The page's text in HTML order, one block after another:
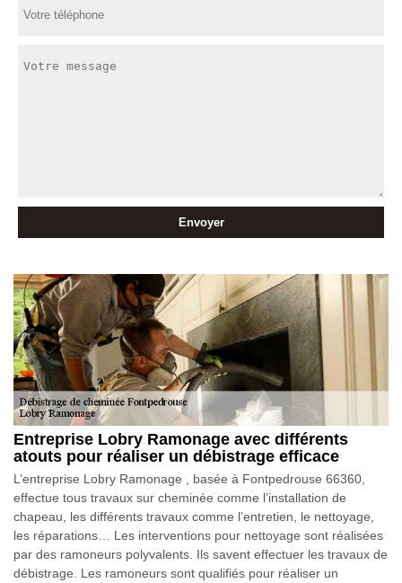
Entreprise Lobry Ramonage avec différents
atouts pour réaliser un débistrage efficace
L’entreprise Lobry Ramonage , basée à Fontpedrouse 66360,
effectue tous travaux sur cheminée comme l’installation de
chapeau, les différents travaux comme l’entretien, le nettoyage,
les réparations… Les interventions pour nettoyage sont réalisées
par des ramoneurs polyvalents. Ils savent effectuer les travaux de
débistrage. Les ramoneurs sont qualifiés pour réaliser un